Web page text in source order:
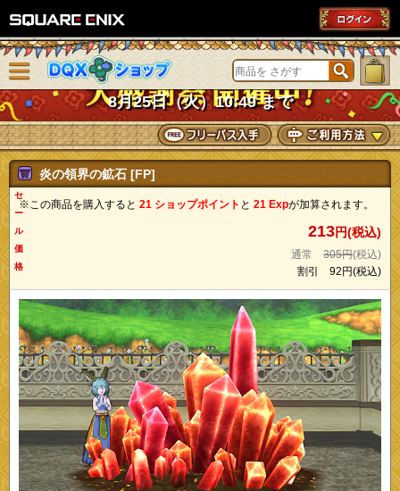
DQXショップ
8月25日（火）10:49 まで
ニューを閉じる
炎の領界の鉱石 [FP]
※この商品を購入すると 21 ショップポイント と 21 Expが加算されます。
セ
ー
ル
価
格
213円(税込)
通常 305円(税込)
割引 92円(税込)